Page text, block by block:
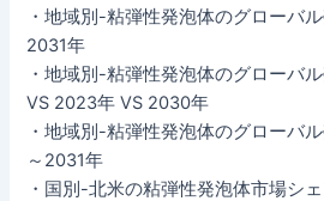
・地域別-粘弾性発泡体のグローバ
2031年
・地域別-粘弾性発泡体のグローバ
VS 2023年 VS 2030年
・地域別-粘弾性発泡体のグローバ
～2031年
・国別-北米の粘弾性発泡体市場シ